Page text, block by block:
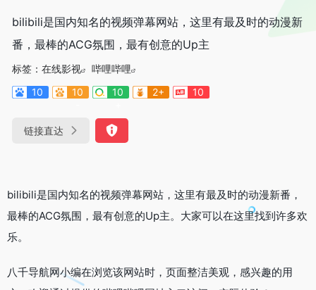
bilibili是国内知名的视频弹幕网站，这里有最及时的动漫新
番，最棒的ACG氛围，最有创意的Up主
标签： 在线影视
哔哩哔哩
10
10
10
2+ 10
链接直达
bilibili是国内知名的视频弹幕网站，这里有最及时的动漫新番，
最棒的ACG氛围，最有创意的Up主。大家可以在这里找到许多欢
乐。
八千导航网小编在浏览该网站时，页面整洁美观，感兴趣的用